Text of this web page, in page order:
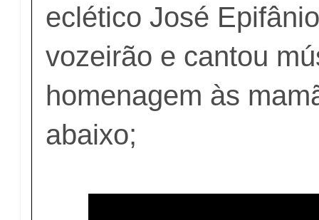
eclético José
vozeirão e cantou
homenagem às
abaixo;